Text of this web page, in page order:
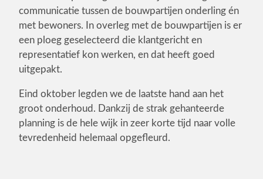
communicatie tussen de bouwpartijen onderling én
met bewoners. In overleg met de bouwpartijen is er
een ploeg geselecteerd die klantgericht en
representatief kon werken, en dat heeft goed
uitgepakt.
Eind oktober legden we de laatste hand aan het
groot onderhoud. Dankzij de strak gehanteerde
planning is de hele wijk in zeer korte tijd naar volle
tevredenheid helemaal opgefleurd.